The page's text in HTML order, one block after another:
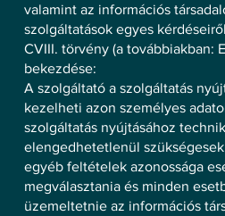
valamint az információs
szolgáltatások egyes
CVIII. törvény (a továbbiakban:
bekezdése:
A szolgáltató a szolgáltatás
kezelheti azon személyes
szolgáltatás nyújtásához
elengedhetetlenül
egyéb feltételek azonossága
megválasztania és minden
üzemeltetnie az információs